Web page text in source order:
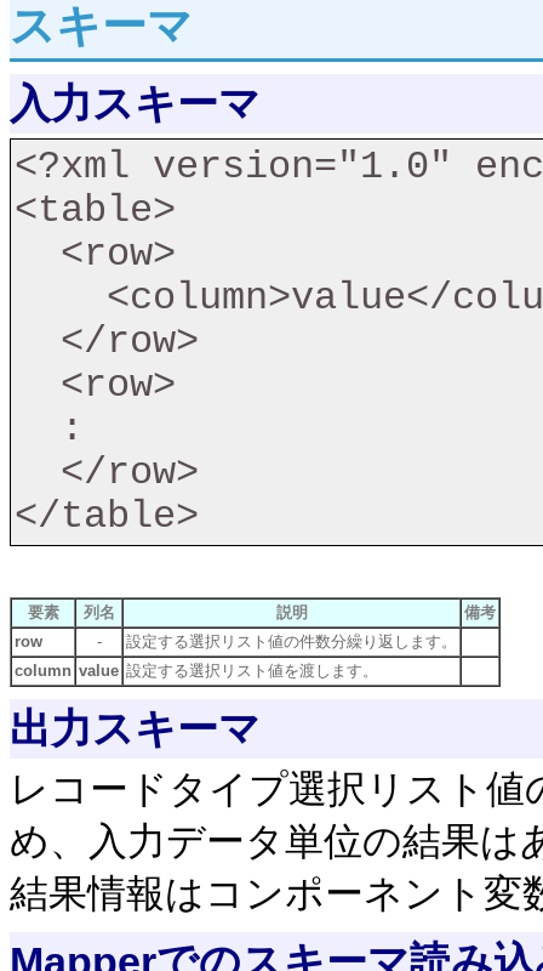
スキーマ
入力スキーマ
<?xml version="1.0"
<table>
</table>
要素 列名 説明
備考
row
-
設定する選択リスト値の件数分繰り返します。
column value 設定する選択リスト値を渡します。
出力スキーマ
レコードタイプ選択リスト
め、入力データ単位の結果は
結果情報はコンポーネント変
Mapperでのスキーマ読み